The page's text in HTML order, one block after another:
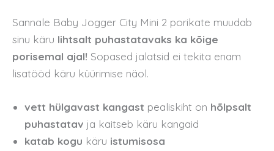
Sannale Baby Jogger City Mini 2 porikate muudab
sinu käru lihtsalt puhastatavaks ka kõige
porisemal ajal! Sopased jalatsid ei tekita enam
lisatööd käru küürimise näol.
vett hülgavast kangast pealiskiht on hõlpsalt
puhastatav ja kaitseb käru kangaid
katab kogu käru istumisosa